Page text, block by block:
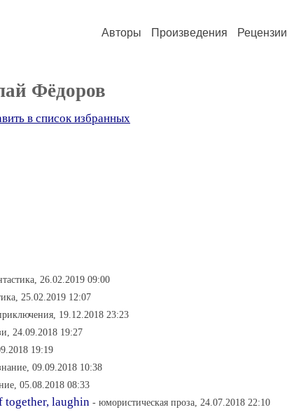
Авторы Произведения Рецензии
Фёдоров
в список избранных
26.02.2019 09:00
25.02.2019 12:07
19.12.2018 23:23
24.09.2018 19:27
19:19
09.09.2018 10:38
05.08.2018 08:33
together, laughin - юмористическая проза, 24.07.2018 22:10